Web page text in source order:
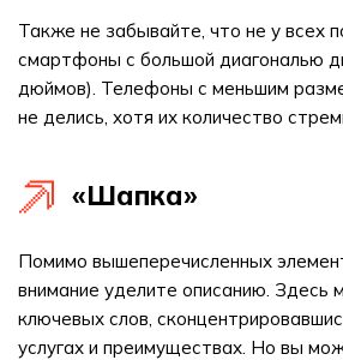
Также не забывайте, что не у всех
смартфоны с большой диагональю
дюймов). Телефоны с меньшим
не делись, хотя их количество
«Шапка»
Помимо вышеперечисленных
внимание уделите описанию. Здесь
ключевых слов,
услугах и преимуществах. Но вы